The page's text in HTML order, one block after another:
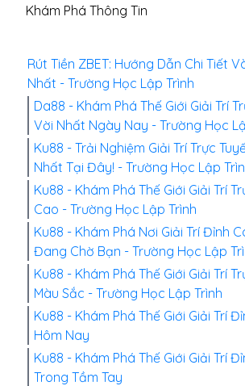
Khám Phá Thông Tin
Rút Tiền ZBET: Hướng Dẫn Chi Tiết
Nhất - Trường Học Lập Trình
Da88 - Khám Phá Thế Giới Giải Trí
Vời Nhất Ngày Nay - Trường Học
Ku88 - Trải Nghiệm Giải Trí Trực
Nhất Tại Đây! - Trường Học Lập
Ku88 - Khám Phá Thế Giới Giải Trí
Cao - Trường Học Lập Trình
Ku88 - Khám Phá Nơi Giải Trí Đỉnh
Đang Chờ Bạn - Trường Học Lập
Ku88 - Khám Phá Thế Giới Giải Trí
Màu Sắc - Trường Học Lập Trình
Ku88 - Khám Phá Thế Giới Giải Trí
Hôm Nay
Ku88 - Khám Phá Thế Giới Giải Trí
Trong Tầm Tay